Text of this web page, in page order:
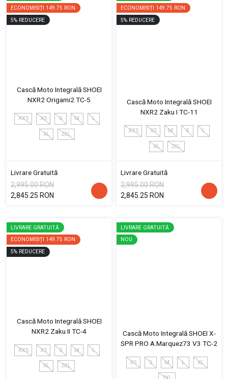
ECONOMISIȚI 149.75 RON
5% REDUCERE
Cască Moto Integrală SHOEI
NXR2 Origami2 TC-5
XXS XS S M L
XL 2XL
Livrare Gratuită
2,995.00 RON
2,845.25 RON
ECONOMISIȚI 149.75 RON
5% REDUCERE
Cască Moto Integrală SHOEI
NXR2 Zaku I TC-11
XXS XS M S L
XL 2XL
Livrare Gratuită
2,995.00 RON
2,845.25 RON
LIVRARE GRATUITĂ
ECONOMISIȚI 149.75 RON
5% REDUCERE
Cască Moto Integrală SHOEI
NXR2 Zaku II TC-4
XXS XS S M L
XL 2XL
LIVRARE GRATUITĂ
NOU
Cască Moto Integrală SHOEI X-
SPR PRO A.Marquez73 V3 TC-2
XS S M L XL